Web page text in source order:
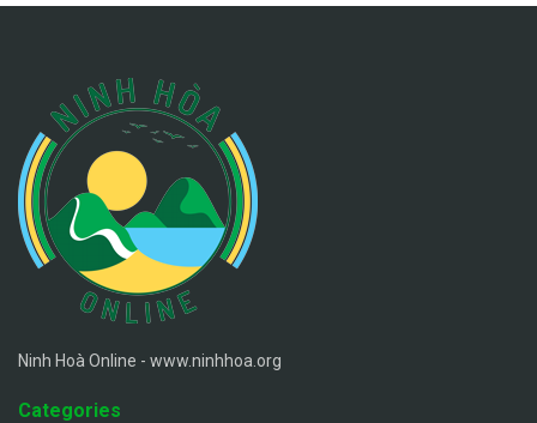
Ninh Hoà Online - www.ninhhoa.org
Categories